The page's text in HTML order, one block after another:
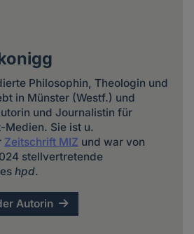
Philosophin, Theologin und
in Münster (Westf.) und
und Journalistin für
Medien. Sie ist u.
Zeitschrift MIZ und war von
stellvertretende
hpd.
Autorin